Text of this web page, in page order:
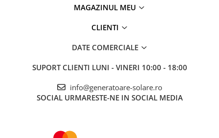
MAGAZINUL MEU
CLIENTI
DATE COMERCIALE
SUPORT CLIENTI LUNI - VINERI 10:00 - 18:00
info@generatoare-solare.ro
SOCIAL URMARESTE-NE IN SOCIAL MEDIA